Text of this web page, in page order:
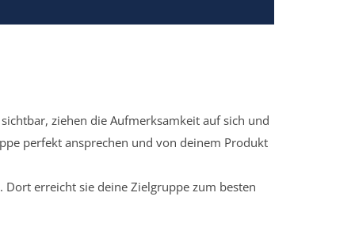
ziehen die Aufmerksamkeit auf sich und
perfekt ansprechen und von deinem Produkt
erreicht sie deine Zielgruppe zum besten